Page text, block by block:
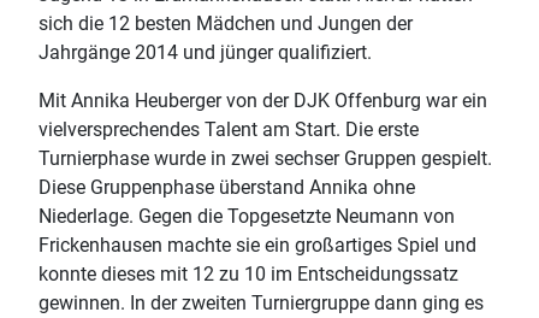
sich die 12 besten Mädchen und Jungen der
Jahrgänge 2014 und jünger qualifiziert.
Mit Annika Heuberger von der DJK Offenburg war ein
vielversprechendes Talent am Start. Die erste
Turnierphase wurde in zwei sechser Gruppen gespielt.
Diese Gruppenphase überstand Annika ohne
Niederlage. Gegen die Topgesetzte Neumann von
Frickenhausen machte sie ein großartiges Spiel und
konnte dieses mit 12 zu 10 im Entscheidungssatz
gewinnen. In der zweiten Turniergruppe dann ging es